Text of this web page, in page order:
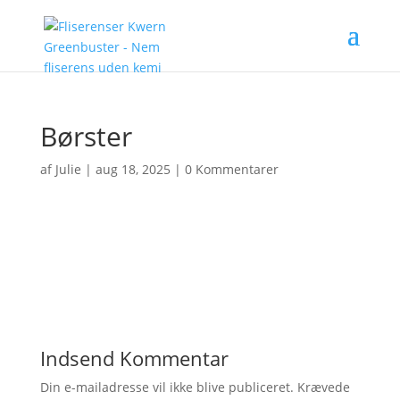
Børster
af Julie | aug 18, 2025 | 0 Kommentarer
Indsend Kommentar
Din e-mailadresse vil ikke blive publiceret. Krævede